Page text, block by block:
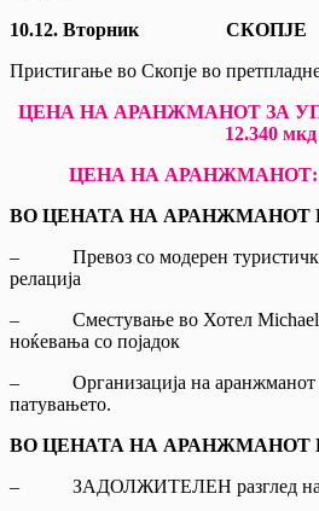
10.12. Вторник СКОПЈЕ
Пристигање во Скопје во
ЦЕНА НА АРАНЖМАНОТ ЗА
12.340 мкд
ЦЕНА НА АРАНЖМАНОТ:
ВО ЦЕНАТА НА АРАНЖМАНОТ
– Превоз со модерен туристички
релација
– Сместување во Хотел Michael
ноќевања со појадок
– Организација на аранжманот
патувањето.
ВО ЦЕНАТА НА АРАНЖМАНОТ
– ЗАДОЛЖИТЕЛЕН разглед на